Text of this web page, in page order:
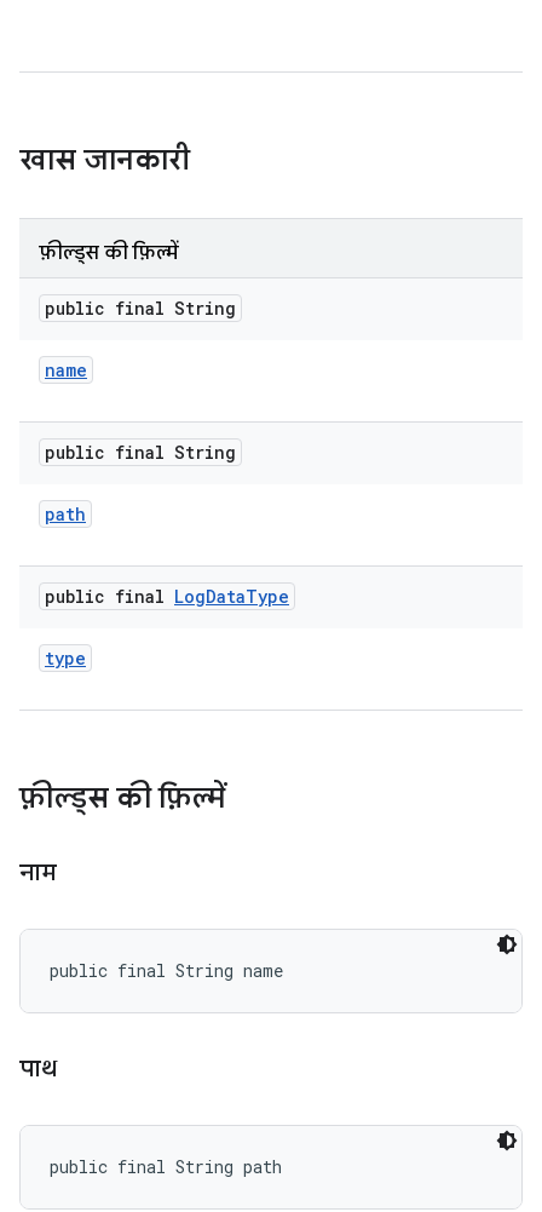
खास जानकारी
फ़ील्ड्स की फ़िल्में
public final String
name
public final String
path
public final LogDataType
type
फ़ील्ड्स की फ़िल्में
नाम
public final String name
पाथ
public final String path